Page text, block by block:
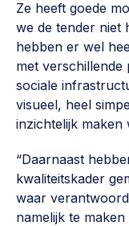
Ze heeft goede
we de tender niet
hebben er wel
met verschillende
sociale
visueel, heel
inzichtelijk maken
“Daarnaast
kwaliteitskader
waar
namelijk te